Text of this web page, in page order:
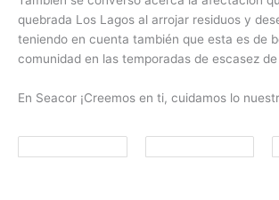
quebrada Los Lagos al arrojar residuos y
teniendo en cuenta también que esta es de
comunidad en las temporadas de escasez
En Seacor ¡Creemos en ti, cuidamos lo